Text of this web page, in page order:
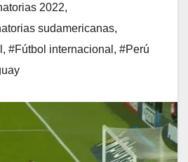
2022,
sudamericanas,
, #Fútbol internacional , #Perú